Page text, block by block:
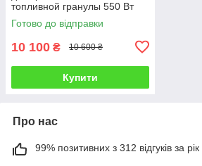
топливной гранулы 550 Вт
Готово до відправки
10 100 ₴ 10 600 ₴
Купити
Про нас
99% позитивних з 312 відгуків за рік